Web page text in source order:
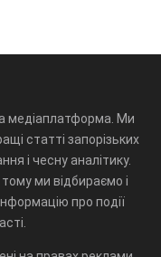
медіаплатформа. Ми
статті запорізьких
і чесну аналітику.
ми відбираємо і
про події